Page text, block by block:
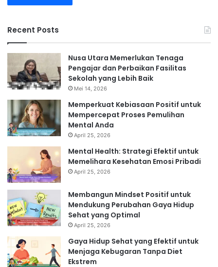
Recent Posts
Nusa Utara Memerlukan Tenaga
Pengajar dan Perbaikan Fasilitas
Sekolah yang Lebih Baik
Mei 14, 2026
Memperkuat Kebiasaan Positif untuk
Mempercepat Proses Pemulihan
Mental Anda
April 25, 2026
Mental Health: Strategi Efektif untuk
Memelihara Kesehatan Emosi Pribadi
April 25, 2026
Membangun Mindset Positif untuk
Mendukung Perubahan Gaya Hidup
Sehat yang Optimal
April 25, 2026
Gaya Hidup Sehat yang Efektif untuk
Menjaga Kebugaran Tanpa Diet
Ekstrem